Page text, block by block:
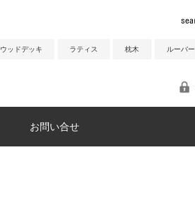
ウッドデッキ ラティス 枕木 ルーバー
お問い合せ